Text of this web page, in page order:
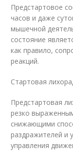
Предстартовое
часов и даже
мышечной
состояние
как правило,
реакций.
Стартовая
Предстартовая
резко
снижающими
раздражителей и
управления